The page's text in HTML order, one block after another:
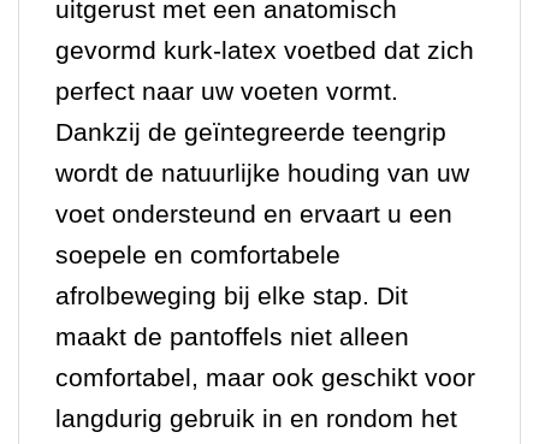
uitgerust met een anatomisch
gevormd kurk-latex voetbed dat zich
perfect naar uw voeten vormt.
Dankzij de geïntegreerde teengrip
wordt de natuurlijke houding van uw
voet ondersteund en ervaart u een
soepele en comfortabele
afrolbeweging bij elke stap. Dit
maakt de pantoffels niet alleen
comfortabel, maar ook geschikt voor
langdurig gebruik in en rondom het